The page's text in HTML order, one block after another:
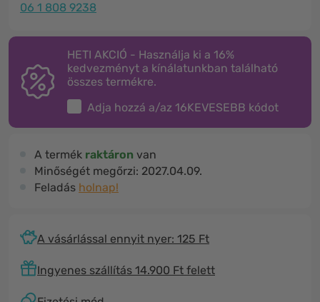
06 1 808 9238
HETI AKCIÓ - Használja ki a 16%
kedvezményt a kínálatunkban található
összes termékre.
Adja hozzá a/az 16KEVESEBB kódot
A termék raktáron van
Minőségét megőrzi: 2027.04.09.
Feladás holnap!
A vásárlással ennyit nyer: 125 Ft
Ingyenes szállítás 14.900 Ft felett